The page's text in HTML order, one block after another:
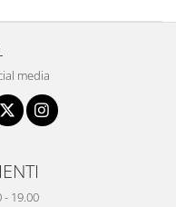
media
- 19.00